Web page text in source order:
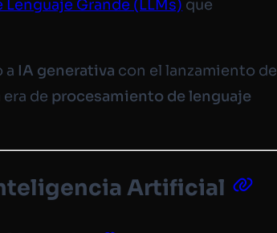
Lenguaje Grande (LLMs) que
a IA generativa con el lanzamiento de
de procesamiento de lenguaje
Artificial